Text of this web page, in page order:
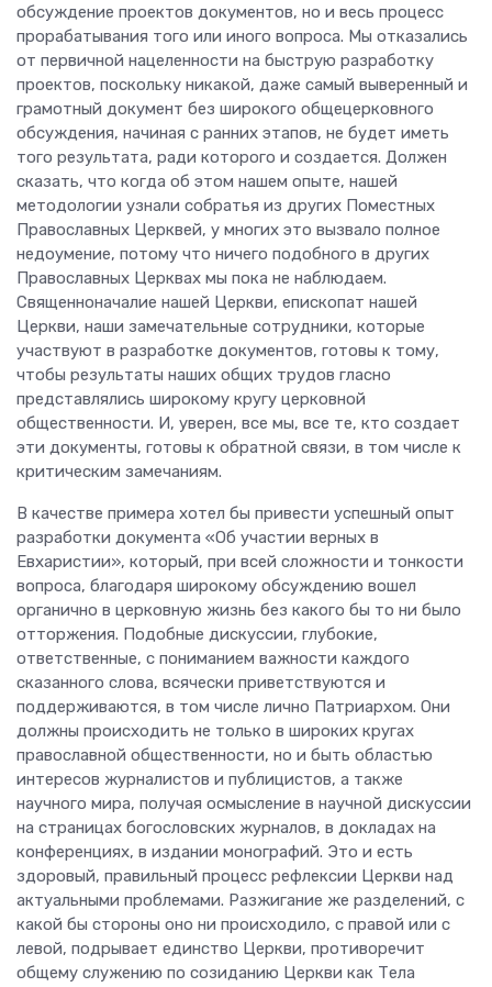
обсуждение проектов документов, но и весь процесс
прорабатывания того или иного вопроса. Мы отказались
от первичной нацеленности на быструю разработку
проектов, поскольку никакой, даже самый выверенный и
грамотный документ без широкого общецерковного
обсуждения, начиная с ранних этапов, не будет иметь
того результата, ради которого и создается. Должен
сказать, что когда об этом нашем опыте, нашей
методологии узнали собратья из других Поместных
Православных Церквей, у многих это вызвало полное
недоумение, потому что ничего подобного в других
Православных Церквах мы пока не наблюдаем.
Священноначалие нашей Церкви, епископат нашей
Церкви, наши замечательные сотрудники, которые
участвуют в разработке документов, готовы к тому,
чтобы результаты наших общих трудов гласно
представлялись широкому кругу церковной
общественности. И, уверен, все мы, все те, кто создает
эти документы, готовы к обратной связи, в том числе к
критическим замечаниям.
В качестве примера хотел бы привести успешный опыт
разработки документа «Об участии верных в
Евхаристии», который, при всей сложности и тонкости
вопроса, благодаря широкому обсуждению вошел
органично в церковную жизнь без какого бы то ни было
отторжения. Подобные дискуссии, глубокие,
ответственные, с пониманием важности каждого
сказанного слова, всячески приветствуются и
поддерживаются, в том числе лично Патриархом. Они
должны происходить не только в широких кругах
православной общественности, но и быть областью
интересов журналистов и публицистов, а также
научного мира, получая осмысление в научной дискуссии
на страницах богословских журналов, в докладах на
конференциях, в издании монографий. Это и есть
здоровый, правильный процесс рефлексии Церкви над
актуальными проблемами. Разжигание же разделений, с
какой бы стороны оно ни происходило, с правой или с
левой, подрывает единство Церкви, противоречит
общему служению по созиданию Церкви как Тела